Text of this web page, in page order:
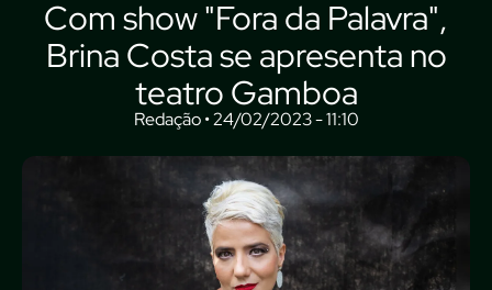
Com show "Fora da Palavra",
Brina Costa se apresenta no
teatro Gamboa
Redação • 24/02/2023 - 11:10